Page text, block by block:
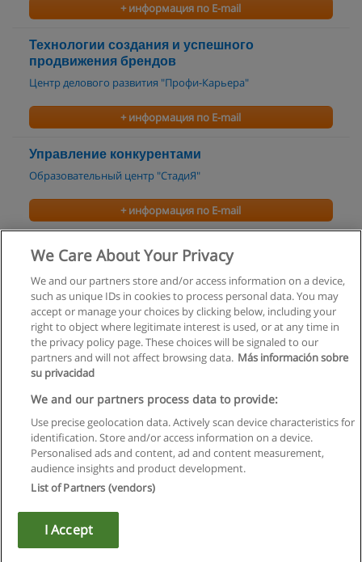
+ информация по E-mail
Технологии создания и успешного
продвижения брендов
Центр делового развития "Профи-Карьера"
+ информация по E-mail
Управление конкурентами
Образовательный центр "СтадиЯ"
+ информация по E-mail
Маркетинг – ключевой бизнес-процесс
+ информация по E-mail
Правила пользования
Конфиденциальность информации
Напишите Educaedu
Copyright © Educaedu Business S.L. - CIF : B-95610580: -
We Care About Your Privacy
We and our partners store and/or access information on a device,
such as unique IDs in cookies to process personal data. You may
accept or manage your choices by clicking below, including your
right to object where legitimate interest is used, or at any time in
the privacy policy page. These choices will be signaled to our
partners and will not affect browsing data. Más información sobre
su privacidad
We and our partners process data to provide:
Use precise geolocation data. Actively scan device characteristics for
identification. Store and/or access information on a device.
Personalised ads and content, ad and content measurement,
audience insights and product development.
List of Partners (vendors)
I Accept